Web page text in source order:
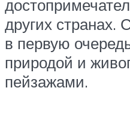
других странах.
в первую
природой и
пейзажами.